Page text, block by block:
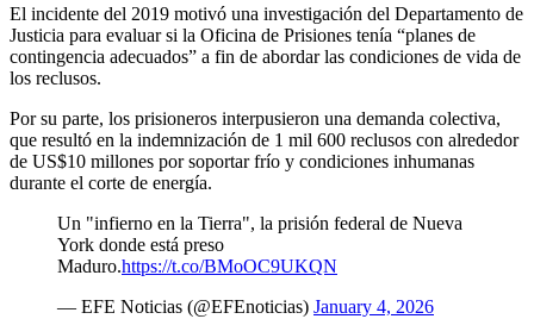
El incidente del 2019 motivó una investigación del Departamento de
Justicia para evaluar si la Oficina de Prisiones tenía “planes de
contingencia adecuados” a fin de abordar las condiciones de vida de
los reclusos.
Por su parte, los prisioneros interpusieron una demanda colectiva,
que resultó en la indemnización de 1 mil 600 reclusos con alrededor
de US$10 millones por soportar frío y condiciones inhumanas
durante el corte de energía.
Un "infierno en la Tierra", la prisión federal de Nueva
York donde está preso
Maduro.https://t.co/BMoOC9UKQN
— EFE Noticias (@EFEnoticias) January 4, 2026